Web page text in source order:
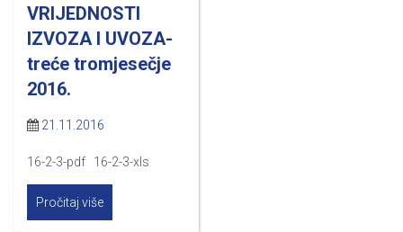
VRIJEDNOSTI
IZVOZA I UVOZA-
treće tromjesečje
2016.
21.11.2016
16-2-3-pdf 16-2-3-xls
Pročitaj više